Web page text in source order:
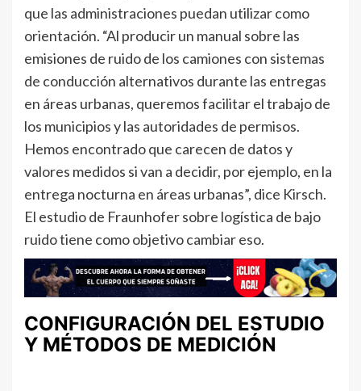
que las administraciones puedan utilizar como
orientación. “Al producir un manual sobre las
emisiones de ruido de los camiones con sistemas
de conducción alternativos durante las entregas
en áreas urbanas, queremos facilitar el trabajo de
los municipios y las autoridades de permisos.
Hemos encontrado que carecen de datos y
valores medidos si van a decidir, por ejemplo, en la
entrega nocturna en áreas urbanas”, dice Kirsch.
El estudio de Fraunhofer sobre logística de bajo
ruido tiene como objetivo cambiar eso.
CONFIGURACIÓN DEL ESTUDIO
Y MÉTODOS DE MEDICIÓN